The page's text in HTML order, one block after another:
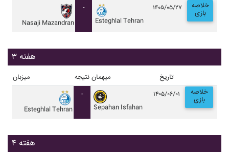
Nasaji Mazandran
-
Esteghlal Tehran
۱۴۰۵/۰۵/۲۷ خلاصه
بازی
هفته ۳
میزبان نتیجه میهمان تاریخ
Esteghlal Tehran
-
Sepahan Isfahan
۱۴۰۵/۰۶/۰۱ خلاصه
بازی
هفته ۴